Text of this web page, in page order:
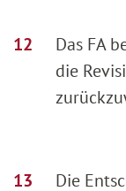
Das FA
die
Die